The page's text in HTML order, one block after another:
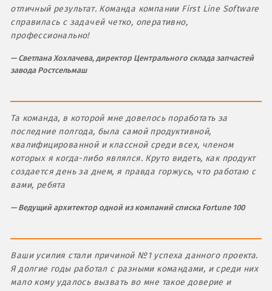
отличный результат. Команда компании First Line Software
справилась с задачей четко, оперативно,
профессионально!
Светлана Хохлачева, директор Центрального склада запчастей
завода Ростсельмаш
Та команда, в которой мне довелось поработать за
последние полгода, была самой продуктивной,
квалифицированной и классной среди всех, членом
которых я когда-либо являлся. Круто видеть, как продукт
создается день за днем, я правда горжусь, что работаю с
вами, ребята
Ведущий архитектор одной из компаний списка Fortune 100
Ваши усилия стали причиной №1 успеха данного проекта.
Я долгие годы работал с разными командами, и среди них
мало кому удалось вызвать во мне такое доверие и